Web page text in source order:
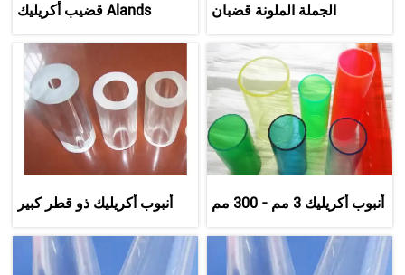
Alands قضيب أكريليك
الجملة الملونة قضبان
أنبوب أكريليك ذو قطر كبير
أنبوب أكريليك 3 مم - 300 مم